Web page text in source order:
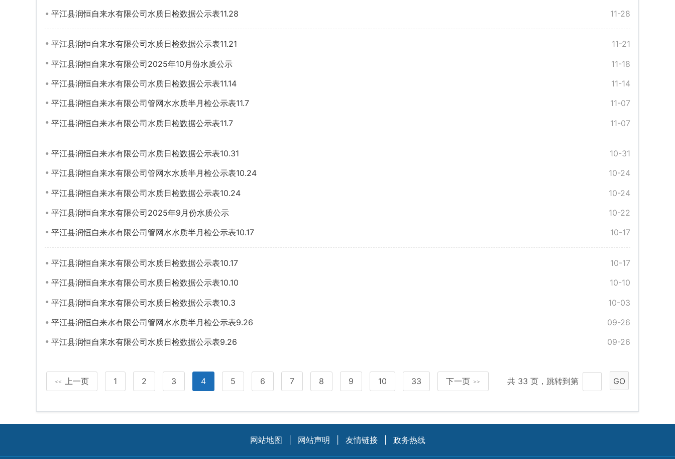
11-28
平江县润恒自来水有限公司水质日检数据公示表11.28
11-21
平江县润恒自来水有限公司水质日检数据公示表11.21
11-18
平江县润恒自来水有限公司2025年10月份水质公示
11-14
平江县润恒自来水有限公司水质日检数据公示表11.14
11-07
平江县润恒自来水有限公司管网水水质半月检公示表11.7
11-07
平江县润恒自来水有限公司水质日检数据公示表11.7
10-31
平江县润恒自来水有限公司水质日检数据公示表10.31
10-24
平江县润恒自来水有限公司管网水水质半月检公示表10.24
10-24
平江县润恒自来水有限公司水质日检数据公示表10.24
10-22
平江县润恒自来水有限公司2025年9月份水质公示
10-17
平江县润恒自来水有限公司管网水水质半月检公示表10.17
10-17
平江县润恒自来水有限公司水质日检数据公示表10.17
10-10
平江县润恒自来水有限公司水质日检数据公示表10.10
10-03
平江县润恒自来水有限公司水质日检数据公示表10.3
09-26
平江县润恒自来水有限公司管网水水质半月检公示表9.26
09-26
平江县润恒自来水有限公司水质日检数据公示表9.26
<< 上一页 1 2 3 4 5 6 7 8 9 10 33 下一页 >> 共 33 页，跳转到第 GO
网站地图 网站声明 友情链接 政务热线